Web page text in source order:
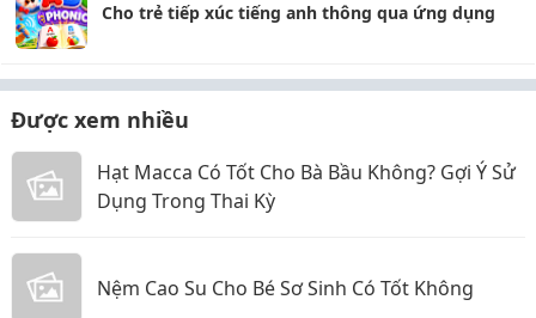
Cho trẻ tiếp xúc tiếng anh thông qua ứng dụng
Được xem nhiều
Hạt Macca Có Tốt Cho Bà Bầu Không? Gợi Ý Sử
Dụng Trong Thai Kỳ
Nệm Cao Su Cho Bé Sơ Sinh Có Tốt Không